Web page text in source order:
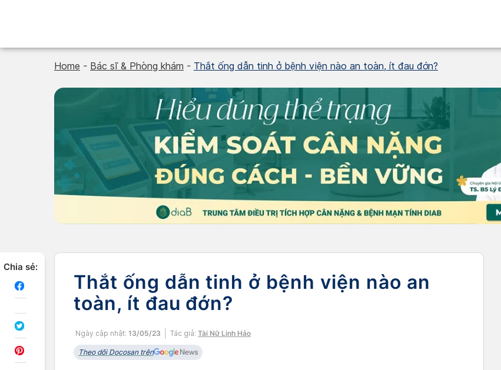
Home - Bác sĩ & Phòng khám - Thắt ống dẫn tinh ở bệnh viện nào an toàn, ít đau đớn?
Chia sẻ:
Thắt ống dẫn tinh ở bệnh viện nào an
toàn, ít đau đớn?
Ngày cập nhật: 13/05/23 Tác giả: Tài Nữ Linh Hảo
Theo dõi Docosan trên